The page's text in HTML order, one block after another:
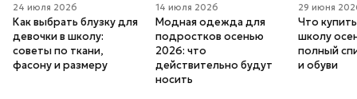
24 июля 2026
Как выбрать блузку для
девочки в школу:
советы по ткани,
фасону и размеру
14 июля 2026
Модная одежда для
подростков осенью
2026: что
действительно будут
носить
29 июня
Что
школу
полный
и обуви